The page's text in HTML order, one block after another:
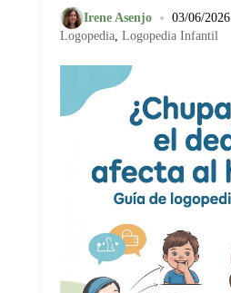
Irene Asenjo • 03/06/2026
Logopedia, Logopedia Infantil